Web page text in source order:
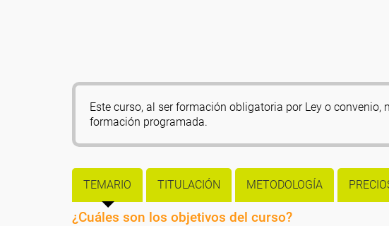
Este curso, al ser formación obligatoria por Ley o
formación programada.
TEMARIO TITULACIÓN METODOLOGÍA
¿Cuáles son los objetivos del curso?